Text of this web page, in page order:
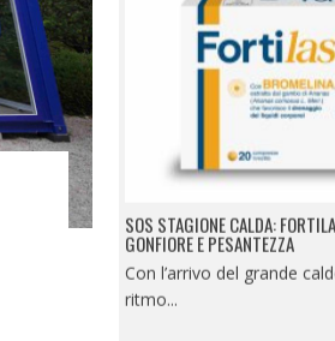
SOS STAGIONE CALDA:
GONFIORE E PESANTEZZA
ritmo...